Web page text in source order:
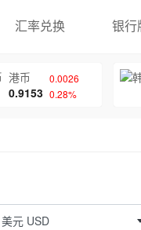
汇率兑换 银行
港币
0.9153
0.0026
0.28%
美元 USD